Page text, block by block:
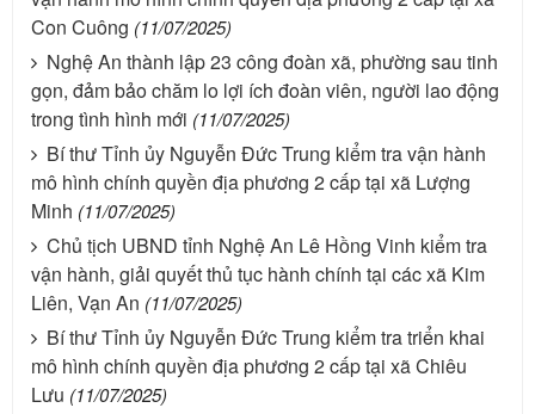
Con Cuông (11/07/2025)
Nghệ An thành lập 23 công đoàn xã, phường sau tinh
gọn, đảm bảo chăm lo lợi ích đoàn viên, người lao động
trong tình hình mới (11/07/2025)
Bí thư Tỉnh ủy Nguyễn Đức Trung kiểm tra vận hành
mô hình chính quyền địa phương 2 cấp tại xã Lượng
Minh (11/07/2025)
Chủ tịch UBND tỉnh Nghệ An Lê Hồng Vinh kiểm tra
vận hành, giải quyết thủ tục hành chính tại các xã Kim
Liên, Vạn An (11/07/2025)
Bí thư Tỉnh ủy Nguyễn Đức Trung kiểm tra triển khai
mô hình chính quyền địa phương 2 cấp tại xã Chiêu
Lưu (11/07/2025)